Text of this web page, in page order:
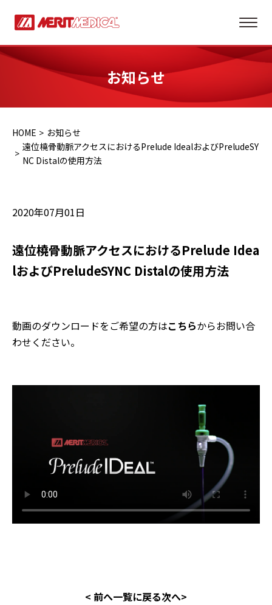
お知らせ
HOME
お知らせ
遠位橈骨動脈アクセスにおけるPrelude IdealおよびPreludeSY
NC Distalの使用方法
2020年07月01日
遠位橈骨動脈アクセスにおけるPrelude Idea
lおよびPreludeSYNC Distalの使用方法
動画のダウンロードをご希望の方はこちらからお問い合
わせください。
< 前へ一覧に戻る次へ>